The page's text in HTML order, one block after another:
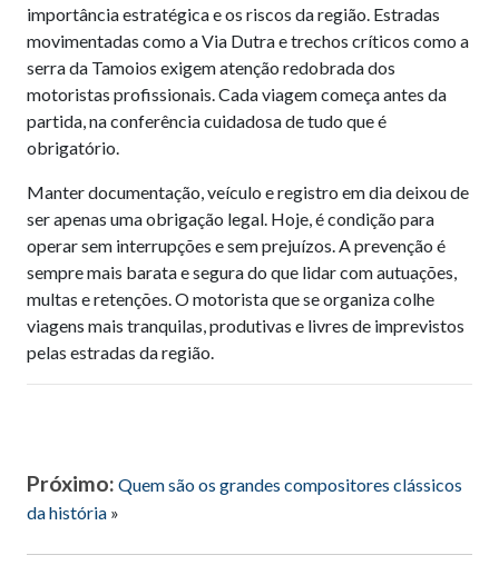
importância estratégica e os riscos da região. Estradas
movimentadas como a Via Dutra e trechos críticos como a
serra da Tamoios exigem atenção redobrada dos
motoristas profissionais. Cada viagem começa antes da
partida, na conferência cuidadosa de tudo que é
obrigatório.
Manter documentação, veículo e registro em dia deixou de
ser apenas uma obrigação legal. Hoje, é condição para
operar sem interrupções e sem prejuízos. A prevenção é
sempre mais barata e segura do que lidar com autuações,
multas e retenções. O motorista que se organiza colhe
viagens mais tranquilas, produtivas e livres de imprevistos
pelas estradas da região.
Próximo: Quem são os grandes compositores clássicos
da história »